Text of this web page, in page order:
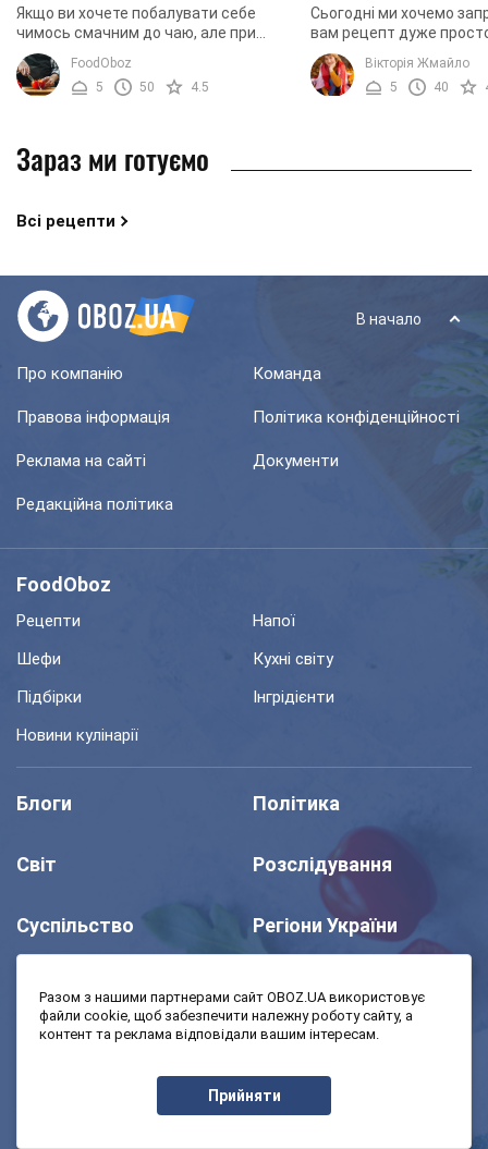
Якщо ви хочете побалувати себе
чимось смачним до чаю, але при
цьому без особливої ​​шкоди для
фігури, вам напевно сподобається
цей рецепт. Річ у тім, ...
FoodOboz
5
50 4.5
Сьогодні ми хочемо
вам рецепт дуже
водночас досить
Йдеться про пиріг на
цього пирога вам ...
Вікторія Жмайло
5
40
Зараз ми готуємо
Всі рецепти
В начало
Про компанію Команда
Правова інформація Політика конфіденційності
Реклама на сайті Документи
Редакційна політика
FoodOboz
Рецепти
Напої
Шефи
Кухні світу
Підбірки
Інгрідієнти
Новини кулінарії
Блоги Політика
Світ Розслідування
Суспільство Регіони України
Моя школа
Економіка
Разом з нашими партнерами сайт OBOZ.UA використовує
файли cookie, щоб забезпечити належну роботу сайту, а
контент та реклама відповідали вашим інтересам.
Прийняти